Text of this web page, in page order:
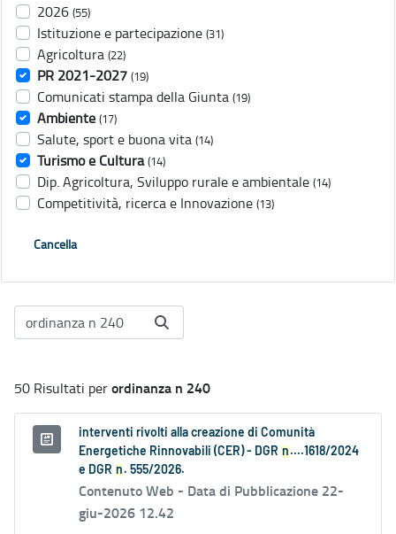
2026 (55)
Istituzione e partecipazione (31)
Agricoltura (22)
PR 2021-2027 (19)
Comunicati stampa della Giunta (19)
Ambiente (17)
Salute, sport e buona vita (14)
Turismo e Cultura (14)
Dip. Agricoltura, Sviluppo rurale e ambientale (14)
Competitività, ricerca e Innovazione (13)
Cancella
50 Risultati perordinanza n 240
interventi rivolti alla creazione di Comunità
Energetiche Rinnovabili (CER) - DGR n ....1618/2024
e DGR n . 555/2026.
Contenuto Web - Data di Pubblicazione 22-
giu-2026 12.42